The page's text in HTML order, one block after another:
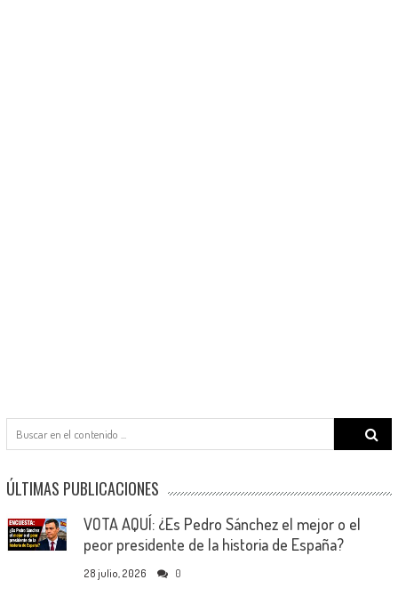
Search
for:
ÚLTIMAS PUBLICACIONES
VOTA AQUÍ: ¿Es Pedro Sánchez el mejor o el
peor presidente de la historia de España?
28 julio, 2026 0